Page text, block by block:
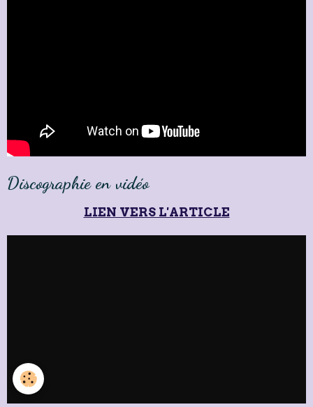
Discographie en vidéo
LIEN VERS L'ARTICLE